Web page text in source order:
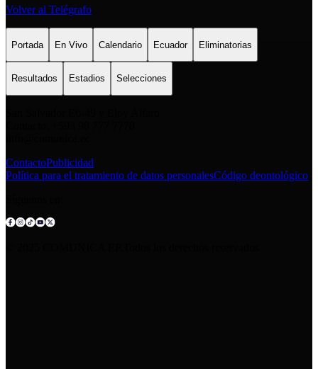
Volver al Telégrafo
Portada En Vivo Calendario Ecuador Eliminatorias
Resultados Estadios Selecciones
ContactoPublicidad
Política para el tratamiento de datos personalesCódigo deontológico